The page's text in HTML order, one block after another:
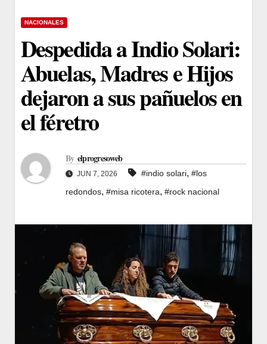
NACIONALES
Despedida a Indio Solari:
Abuelas, Madres e Hijos
dejaron a sus pañuelos en
el féretro
By elprogresoweb
JUN 7, 2026 #indio solari, #los
redondos, #misa ricotera, #rock nacional